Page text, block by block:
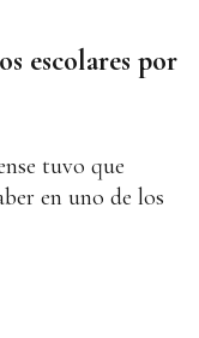
escolares por
tuvo que
en uno de los